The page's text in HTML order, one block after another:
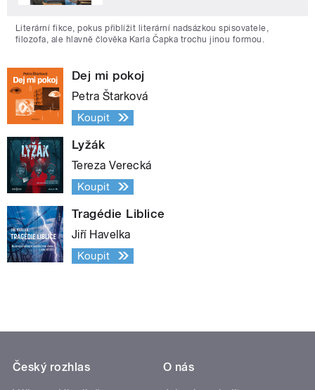
Literární fikce, pokus přiblížit literární nadsázkou spisovatele,
filozofa, ale hlavně člověka Karla Čapka trochu jinou formou.
Dej mi pokoj
Petra Štarková
Koupit
Lyžák
Tereza Verecká
Koupit
Tragédie Liblice
Jiří Havelka
Koupit
Český rozhlas
O nás